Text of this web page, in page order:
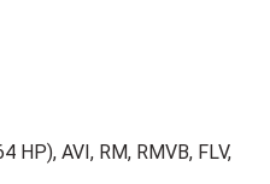
HP), AVI, RM, RMVB, FLV,